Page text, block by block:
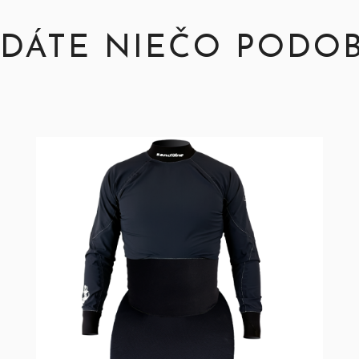
NIEČO